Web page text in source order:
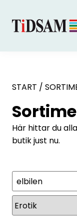
START /
Här hittar du
butik just nu.
Sök